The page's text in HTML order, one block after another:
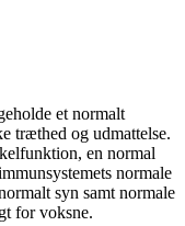
et normalt
træthed og udmattelse.
en normal
normale
syn samt normale
for voksne.